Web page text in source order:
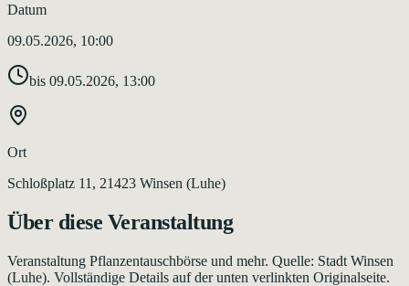
Datum
09.05.2026, 10:00
bis 09.05.2026, 13:00
Ort
Schloßplatz 11, 21423 Winsen (Luhe)
Über diese Veranstaltung
Veranstaltung Pflanzentauschbörse und mehr. Quelle: Stadt Winsen
(Luhe). Vollständige Details auf der unten verlinkten Originalseite.